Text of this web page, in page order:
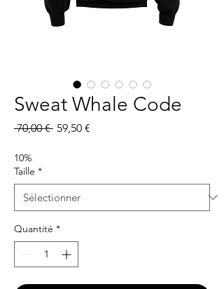
Sweat Whale Code
70,00 € Prix
59,50 €
10%
Taille *
Quantité *